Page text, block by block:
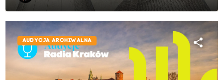
AUDYCJA ARCHIWALNA share